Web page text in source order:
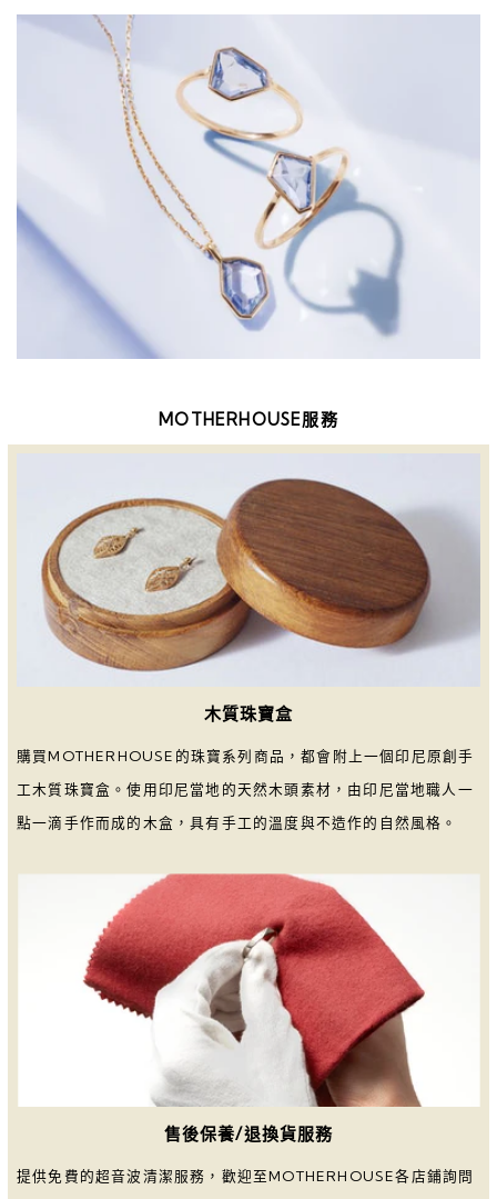
MOTHERHOUSE服務
木質珠寶盒
購買MOTHERHOUSE的珠寶系列商品，都會附上一個印尼原創手
工木質珠寶盒。使用印尼當地的天然木頭素材，由印尼當地職人一
點一滴手作而成的木盒，具有手工的溫度與不造作的自然風格。
售後保養/退換貨服務
提供免費的超音波清潔服務，歡迎至MOTHERHOUSE各店鋪詢問